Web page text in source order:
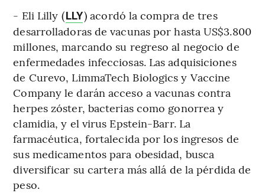
- Eli Lilly (LLY) acordó la compra de tres
desarrolladoras de vacunas por hasta US$3.800
millones, marcando su regreso al negocio de
enfermedades infecciosas. Las adquisiciones
de Curevo, LimmaTech Biologics y Vaccine
Company le darán acceso a vacunas contra
herpes zóster, bacterias como gonorrea y
clamidia, y el virus Epstein-Barr. La
farmacéutica, fortalecida por los ingresos de
sus medicamentos para obesidad, busca
diversificar su cartera más allá de la pérdida de
peso.